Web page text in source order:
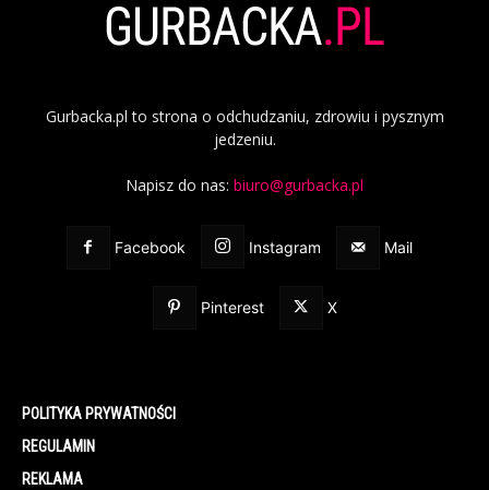
Gurbacka.pl to strona o odchudzaniu, zdrowiu i pysznym
jedzeniu.
Napisz do nas: biuro@gurbacka.pl
Facebook Instagram Mail
Pinterest X
POLITYKA PRYWATNOŚCI
REGULAMIN
REKLAMA